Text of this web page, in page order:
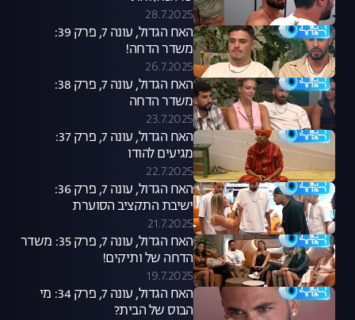
28.7.2025
האח הגדול, עונה 7, פרק 39:
משדר הדחה!
26.7.2025
האח הגדול, עונה 7, פרק 38:
משדר הדחה
23.7.2025
האח הגדול, עונה 7, פרק 37:
מגיעים להודו
22.7.2025
האח הגדול, עונה 7, פרק 36:
ישיבת התקציב הסוערת
21.7.2025
האח הגדול, עונה 7, פרק 35: משדר
הדחה של ותיקים!
19.7.2025
האח הגדול, עונה 7, פרק 34: מי
הבוס של הבית?